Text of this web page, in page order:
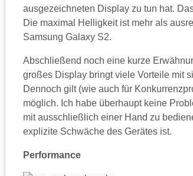
ausgezeichneten Display zu tun hat.
Die maximal Helligkeit ist mehr als
Samsung Galaxy S2.
Abschließend noch eine kurze
großes Display bringt viele Vorteile mit
Dennoch gilt (wie auch für
möglich. Ich habe überhaupt keine
mit ausschließlich einer Hand zu
explizite Schwäche des Gerätes ist.
Performance